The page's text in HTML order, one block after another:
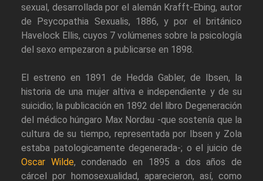
sexual, desarrollada por el alemán Krafft-Ebing, autor
de Psycopathia Sexualis, 1886, y por el británico
Havelock Ellis, cuyos 7 volúmenes sobre la psicología
del sexo empezaron a publicarse en 1898.
El estreno en 1891 de Hedda Gabler, de Ibsen, la
historia de una mujer altiva e independiente y de su
suicidio; la publicación en 1892 del libro Degeneración
del médico húngaro Max Nordau -que sostenía que la
cultura de su tiempo, representada por Ibsen y Zola
estaba patologicamente degenerada-; o el juicio de
Oscar Wilde, condenado en 1895 a dos años de
cárcel por homosexualidad, aparecieron, así, como